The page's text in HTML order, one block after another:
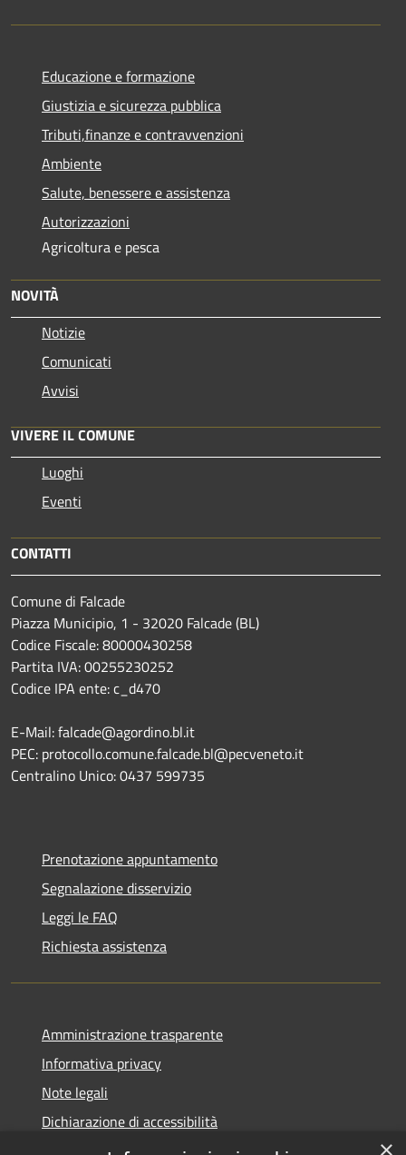
Educazione e formazione
Giustizia e sicurezza pubblica
Tributi,finanze e contravvenzioni
Ambiente
Salute, benessere e assistenza
Autorizzazioni
Agricoltura e pesca
NOVITÀ
Notizie
Comunicati
Avvisi
VIVERE IL COMUNE
Luoghi
Eventi
CONTATTI
Comune di Falcade
Piazza Municipio, 1 - 32020 Falcade (BL)
Codice Fiscale: 80000430258
Partita IVA: 00255230252
Codice IPA ente: c_d470
E-Mail: falcade@agordino.bl.it
PEC: protocollo.comune.falcade.bl@pecveneto.it
Centralino Unico: 0437 599735
Prenotazione appuntamento
Segnalazione disservizio
Leggi le FAQ
Richiesta assistenza
Amministrazione trasparente
Informativa privacy
Note legali
Dichiarazione di accessibilità
Dichiarazione di accessibilità App Municipium